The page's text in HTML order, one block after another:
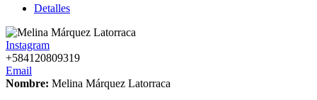
Detalles
Instagram
+584120809319
Email
Nombre: Melina Márquez Latorraca